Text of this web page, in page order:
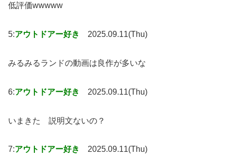
低評価wwwww
5:アウトドアー好き 2025.09.11(Thu)
みるみるランドの動画は良作が多いな
6:アウトドアー好き 2025.09.11(Thu)
いまきた 説明文ないの？
7:アウトドアー好き 2025.09.11(Thu)